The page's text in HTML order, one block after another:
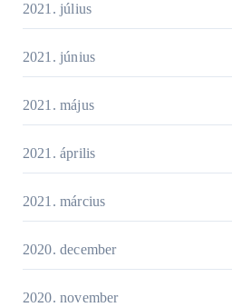
2021. július
2021. június
2021. május
2021. április
2021. március
2020. december
2020. november